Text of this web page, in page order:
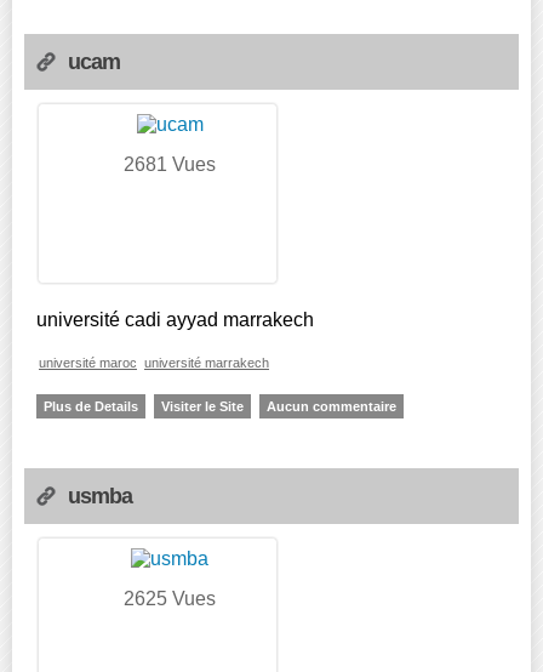
ucam
2681 Vues
université cadi ayyad marrakech
université maroc université marrakech
Plus de Details Visiter le Site Aucun commentaire
usmba
2625 Vues